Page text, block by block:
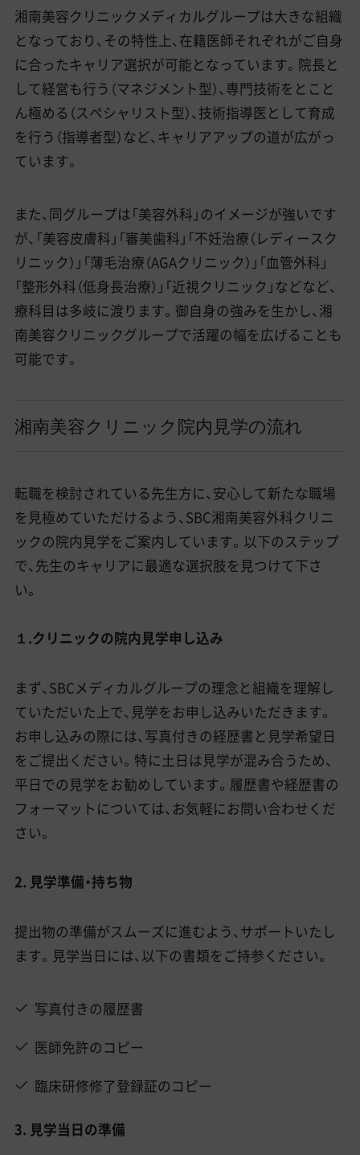
湘南美容クリニックメディカルグループは大きな組織
となっており、その特性上、在籍医師それぞれがご自身
に合ったキャリア選択が可能となっています。院長と
して経営も行う（マネジメント型）、専門技術をとこと
ん極める（スペシャリスト型）、技術指導医として育成
を行う（指導者型）など、キャリアアップの道が広がっ
ています。
また、同グループは「美容外科」のイメージが強いです
が、「美容皮膚科」「審美歯科」「不妊治療（レディースク
リニック）」「薄毛治療（AGAクリニック）」「血管外科」
「整形外科（低身長治療）」「近視クリニック」などなど、
療科目は多岐に渡ります。御自身の強みを生かし、湘
南美容クリニックグループで活躍の幅を広げることも
可能です。
湘南美容クリニック院内見学の流れ
転職を検討されている先生方に、安心して新たな職場
を見極めていただけるよう、SBC湘南美容外科クリニ
ックの院内見学をご案内しています。以下のステップ
で、先生のキャリアに最適な選択肢を見つけて下さ
い。
１.クリニックの院内見学申し込み
まず、SBCメディカルグループの理念と組織を理解し
ていただいた上で、見学をお申し込みいただきます。
お申し込みの際には、写真付きの経歴書と見学希望日
をご提出ください。特に土日は見学が混み合うため、
平日での見学をお勧めしています。履歴書や経歴書の
フォーマットについては、お気軽にお問い合わせくだ
さい。
2. 見学準備・持ち物
提出物の準備がスムーズに進むよう、サポートいたし
ます。見学当日には、以下の書類をご持参ください。
写真付きの履歴書
医師免許のコピー
臨床研修修了登録証のコピー
3. 見学当日の準備